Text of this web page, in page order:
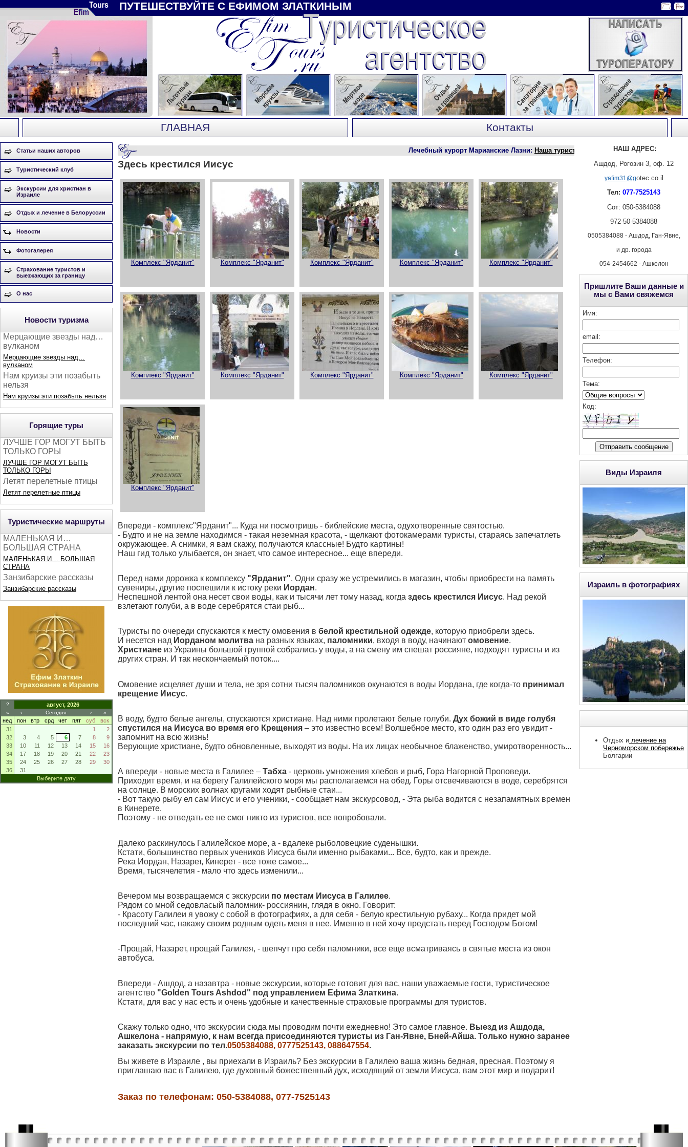
ПУТЕШЕСТВУЙТЕ С ЕФИМОМ ЗЛАТКИНЫМ
ГЛАВНАЯ Контакты
Статьи наших авторов
Туристический клуб
Экскурсии для христиан в
Израиле
Отдых и лечение в Белоруссии
Новости
Фотогалерея
Страхование туристов и
выезжающих за границу
О нас
Новости туризма
Мерцающие звезды над…
вулканом
Мерцающие звезды над…
вулканом
Нам круизы эти позабыть
нельзя
Нам круизы эти позабыть нельзя
Горящие туры
ЛУЧШЕ ГОР МОГУТ БЫТЬ
ТОЛЬКО ГОРЫ
ЛУЧШЕ ГОР МОГУТ БЫТЬ
ТОЛЬКО ГОРЫ
Летят перелетные птицы
Летят перелетные птицы
Туристические маршруты
МАЛЕНЬКАЯ И…
БОЛЬШАЯ СТРАНА
МАЛЕНЬКАЯ И… БОЛЬШАЯ
СТРАНА
Занзибарские рассказы
Занзибарские рассказы
? август, 2026
« ‹ Сегодня › »
нед пон втр срд чет пят суб
вск
31
1
2
32
3 4 5 6 7 8
9
33
10 11 12 13 14 15
16
34
17 18 19 20 21 22
23
35
24 25 26 27 28 29
30
36
31
Выберите дату
Лечебный курорт Марианские Лазни:Наша туристическая фирма заключила договор
Здесь крестился Иисус
Комплекс "Ярданит" Комплекс "Ярданит" Комплекс "Ярданит" Комплекс "Ярданит" Комплекс "Ярданит"
Комплекс "Ярданит" Комплекс "Ярданит" Комплекс "Ярданит" Комплекс "Ярданит" Комплекс "Ярданит"
Комплекс "Ярданит"
Впереди - комплекс"Ярданит"... Куда ни посмотришь - библейские места, одухотворенные святостью.
- Будто и не на земле находимся - такая неземная красота, - щелкают фотокамерами туристы, стараясь запечатлеть
окружающее. А снимки, я вам скажу, получаются классные! Будто картины!
Наш гид только улыбается, он знает, что самое интересное... еще впереди.
Перед нами дорожка к комплексу "Ярданит". Одни сразу же устремились в магазин, чтобы приобрести на память
сувениры, другие поспешили к истоку реки Иордан.
Неспешной лентой она несет свои воды, как и тысячи лет тому назад, когда здесь крестился Иисус. Над рекой
взлетают голуби, а в воде серебрятся стаи рыб...
Туристы по очереди спускаются к месту омовения в белой крестильной одежде, которую приобрели здесь.
И несется над Иорданом молитва на разных языках, паломники, входя в воду, начинают омовение.
Христиане из Украины большой группой собрались у воды, а на смену им спешат россияне, подходят туристы и из
других стран. И так нескончаемый поток....
Омовение исцеляет души и тела, не зря сотни тысяч паломников окунаются в воды Иордана, где когда-то принимал
крещение Иисус.
В воду, будто белые ангелы, спускаются христиане. Над ними пролетают белые голуби. Дух божий в виде голубя
спустился на Иисуса во время его Крещения – это известно всем! Волшебное место, кто один раз его увидит -
запомнит на всю жизнь!
Верующие христиане, будто обновленные, выходят из воды. На их лицах необычное блаженство, умиротворенность...
А впереди - новые места в Галилее – Табха - церковь умножения хлебов и рыб, Гора Нагорной Проповеди.
Приходит время, и на берегу Галилейского моря мы располагаемся на обед. Горы отсвечиваются в воде, серебрятся
на солнце. В морских волнах кругами ходят рыбные стаи...
- Вот такую рыбу ел сам Иисус и его ученики, - сообщает нам экскурсовод, - Эта рыба водится с незапамятных времен
в Кинерете.
Поэтому - не отведать ее не смог никто из туристов, все попробовали.
Далеко раскинулось Галилейское море, а - вдалеке рыболовецкие суденышки.
Кстати, большинство первых учеников Иисуса были именно рыбаками... Все, будто, как и прежде.
Река Иордан, Назарет, Кинерет - все тоже самое...
Время, тысячелетия - мало что здесь изменили...
Вечером мы возвращаемся с экскурсии по местам Иисуса в Галилее.
Рядом со мной седовласый паломник- россиянин, глядя в окно. Говорит:
- Красоту Галилеи я увожу с собой в фотографиях, а для себя - белую крестильную рубаху... Когда придет мой
последний час, накажу своим родным одеть меня в нее. Именно в ней хочу предстать перед Господом Богом!
-Прощай, Назарет, прощай Галилея, - шепчут про себя паломники, все еще всматриваясь в святые места из окон
автобуса.
Впереди - Ашдод, а назавтра - новые экскурсии, которые готовит для вас, наши уважаемые гости, туристическое
агентство "Golden Tours Ashdod" под управлением Ефима Златкина.
Кстати, для вас у нас есть и очень удобные и качественные страховые программы для туристов.
Скажу только одно, что экскурсии сюда мы проводим почти ежедневно! Это самое главное. Выезд из Ашдода,
Ашкелона - напрямую, к нам всегда присоединяются туристы из Ган-Явне, Бней-Айша. Только нужно заранее
заказать экскурсии по тел.0505384088, 0777525143, 088647554.
Вы живете в Израиле , вы приехали в Израиль? Без экскурсии в Галилею ваша жизнь бедная, пресная. Поэтому я
приглашаю вас в Галилею, где духовный божественный дух, исходящий от земли Иисуса, вам этот мир и подарит!
Заказ по телефонам: 050-5384088, 077-7525143
НАШ АДРЕС:
Ашдод, Рогозин 3, оф. 12
yafim31@gotec.co.il
Тел: 077-7525143
Сот: 050-5384088
972-50-5384088
0505384088 - Ашдод, Ган-Явне,
и др. города
054-2454662 - Ашкелон
Пришлите Ваши данные и
мы с Вами свяжемся
Имя:
email:
Телефон:
Тема:
Код:
Виды Израиля
Израиль в фотографиях
Отдых и лечение на
Черноморском побережье
Болгарии